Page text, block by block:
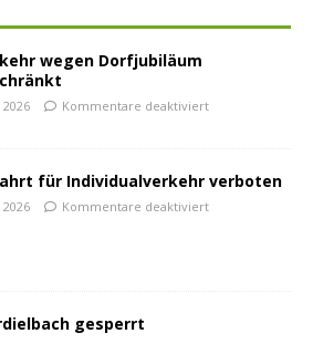
wegen Dorfjubiläum
2026 Kommentare deaktiviert
für Individualverkehr verboten
2026 Kommentare deaktiviert
gesperrt